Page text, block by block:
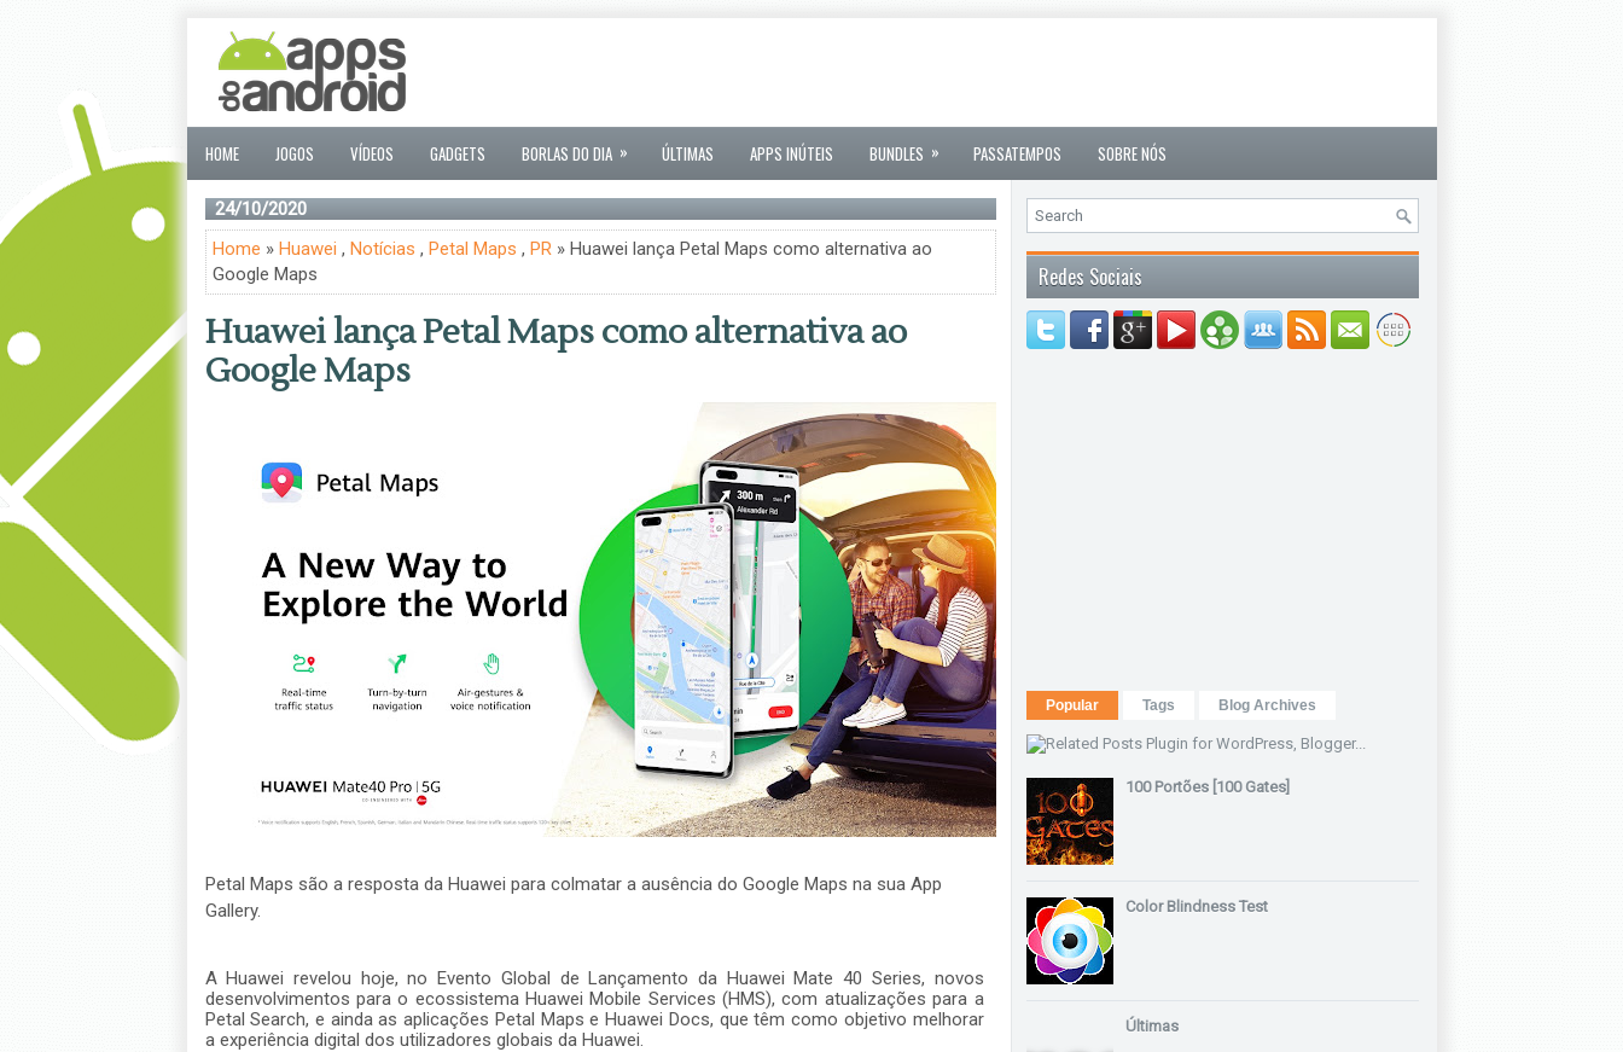
HOME JOGOS VÍDEOS GADGETS BORLAS DO DIA » ÚLTIMAS APPS INÚTEIS BUNDLES » PASSATEMPOS SOBRE NÓS
24/10/2020
Home » Huawei , Notícias , Petal Maps , PR» Huawei lança Petal Maps como alternativa ao
Google Maps
Huawei lança Petal Maps como alternativa ao
Google Maps
Petal Maps são a resposta da Huawei para colmatar a ausência do Google Maps na sua App
Gallery.
A Huawei revelou hoje, no Evento Global de Lançamento da Huawei Mate 40 Series, novos
desenvolvimentos para o ecossistema Huawei Mobile Services (HMS), com atualizações para a
Petal Search, e ainda as aplicações Petal Maps e Huawei Docs, que têm como objetivo melhorar
a experiência digital dos utilizadores globais da Huawei.
Redes Sociais
Popular Tags Blog Archives
100 Portões [100 Gates]
Color Blindness Test
Últimas